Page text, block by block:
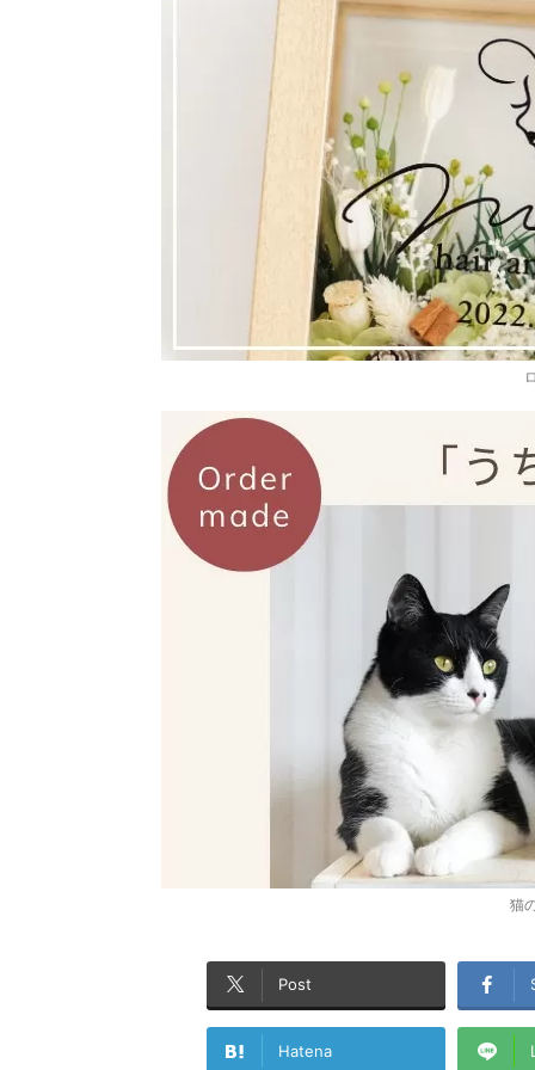
猫
Post
Hatena